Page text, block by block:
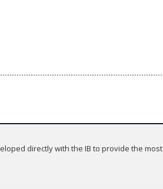
directly with the IB to provide the most